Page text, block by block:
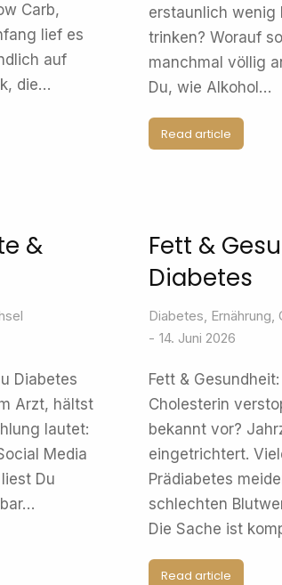
Carb,
lief es
auf
die…
erstaunlich wenig
trinken? Worauf
manchmal völlig
Du, wie Alkohol…
Read article
&
Diabetes
Arzt, hältst
lautet:
Media
Du
Fett &
Diabetes
Diabetes, Ernährung,
14. Juni 2026
Fett &
Cholesterin
bekannt vor?
eingetrichtert.
Prädiabetes
schlechten
Die Sache ist
Read article